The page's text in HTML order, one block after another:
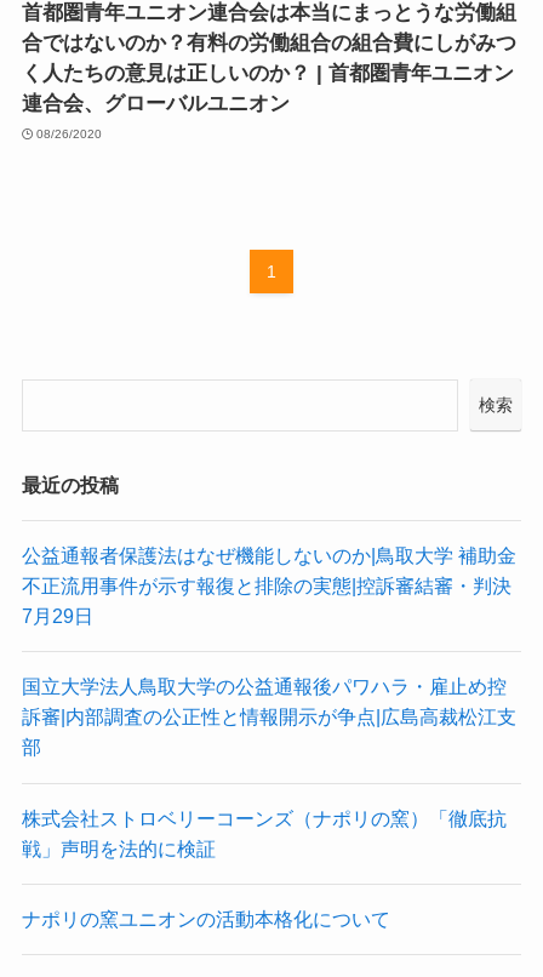
首都圏青年ユニオン連合会は本当にまっとうな労働組
合ではないのか？有料の労働組合の組合費にしがみつ
く人たちの意見は正しいのか？ | 首都圏青年ユニオン
連合会、グローバルユニオン
08/26/2020
1
検索
最近の投稿
公益通報者保護法はなぜ機能しないのか|鳥取大学 補助金
不正流用事件が示す報復と排除の実態|控訴審結審・判決
7月29日
国立大学法人鳥取大学の公益通報後パワハラ・雇止め控
訴審|内部調査の公正性と情報開示が争点|広島高裁松江支
部
株式会社ストロベリーコーンズ（ナポリの窯）「徹底抗
戦」声明を法的に検証
ナポリの窯ユニオンの活動本格化について